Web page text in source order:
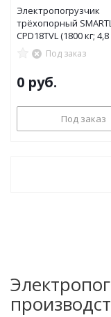
Электропогрузчик
трёхопорный
CPD18TVL (1800 кг;
80В / 205Ач)Под заказ
0 руб.
Под заказ